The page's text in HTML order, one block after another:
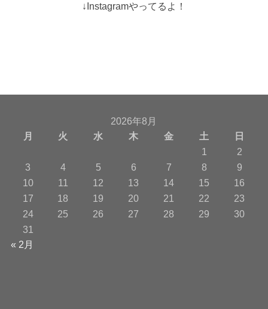
↓Instagramやってるよ！
2026年8月
月
火 水 木 金 土
日
1
2
3
4 5 6 7 8
9
10
11 12 13 14 15
16
17
18 19 20 21 22
23
24
25 26 27 28 29
30
31
« 2月